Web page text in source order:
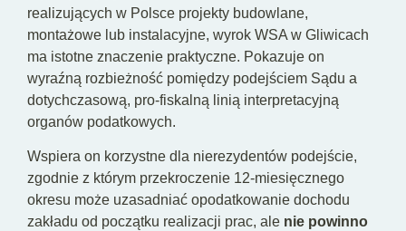
realizujących w Polsce projekty budowlane,
montażowe lub instalacyjne, wyrok WSA w Gliwicach
ma istotne znaczenie praktyczne. Pokazuje on
wyraźną rozbieżność pomiędzy podejściem Sądu a
dotychczasową, pro-fiskalną linią interpretacyjną
organów podatkowych.
Wspiera on korzystne dla nierezydentów podejście,
zgodnie z którym przekroczenie 12-miesięcznego
okresu może uzasadniać opodatkowanie dochodu
zakładu od początku realizacji prac, ale nie powinno